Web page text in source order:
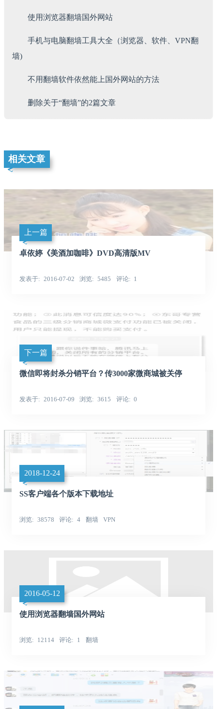
使用浏览器翻墙国外网站
手机与电脑翻墙工具大全（浏览器、软件、VPN翻
墙)
不用翻墙软件依然能上国外网站的方法
删除关于“翻墙”的2篇文章
相关文章
上一篇
卓依婷《美酒加咖啡》DVD高清版MV
发表于 2016-07-02 浏览 5485 评论 1
下一篇
微信即将封杀分销平台？传3000家微商城被关停
发表于 2016-07-09 浏览 3615 评论 0
2018-12-24
SS客户端各个版本下载地址
浏览 38578 评论 4 翻墙 VPN
2016-05-12
使用浏览器翻墙国外网站
浏览 12114 评论 1 翻墙